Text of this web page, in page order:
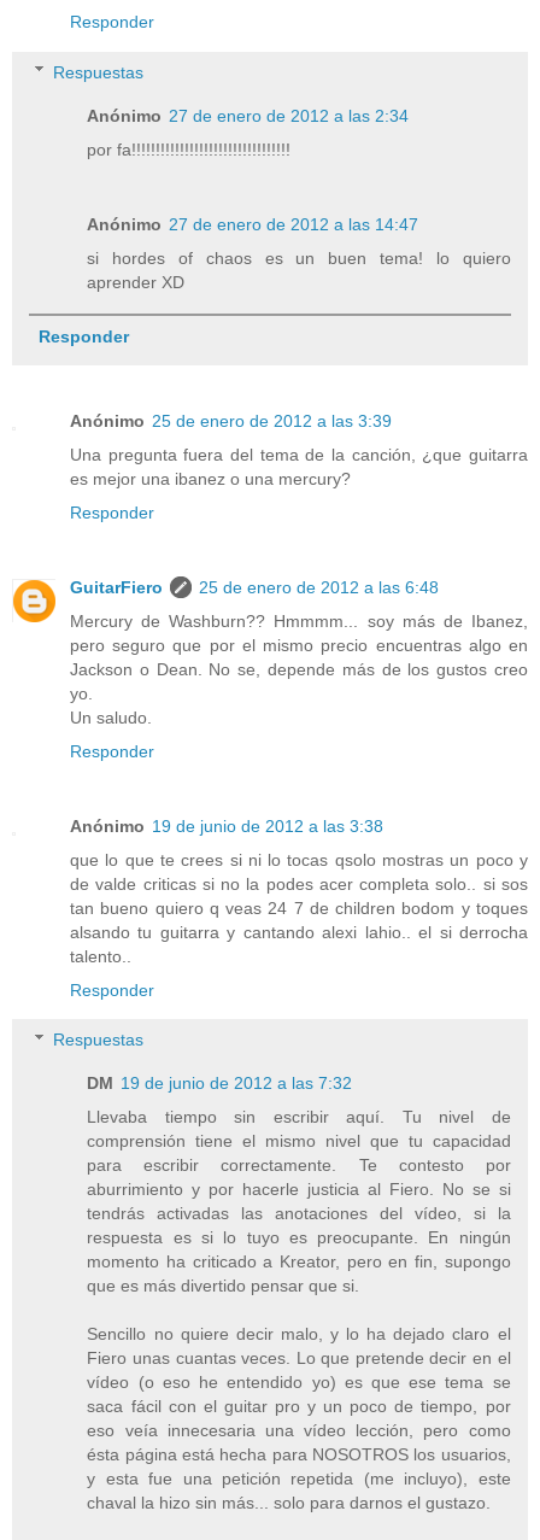
Responder
Respuestas
Anónimo 27 de enero de 2012 a las 2:34
por fa!!!!!!!!!!!!!!!!!!!!!!!!!!!!!!!!!
Anónimo 27 de enero de 2012 a las 14:47
si hordes of chaos es un buen tema! lo quiero
aprender XD
Responder
Anónimo 25 de enero de 2012 a las 3:39
Una pregunta fuera del tema de la canción, ¿que guitarra
es mejor una ibanez o una mercury?
Responder
GuitarFiero
25 de enero de 2012 a las 6:48
Mercury de Washburn?? Hmmmm... soy más de Ibanez,
pero seguro que por el mismo precio encuentras algo en
Jackson o Dean. No se, depende más de los gustos creo
yo.
Un saludo.
Responder
Anónimo 19 de junio de 2012 a las 3:38
que lo que te crees si ni lo tocas qsolo mostras un poco y
de valde criticas si no la podes acer completa solo.. si sos
tan bueno quiero q veas 24 7 de children bodom y toques
alsando tu guitarra y cantando alexi lahio.. el si derrocha
talento..
Responder
Respuestas
DM 19 de junio de 2012 a las 7:32
Llevaba tiempo sin escribir aquí. Tu nivel de
comprensión tiene el mismo nivel que tu capacidad
para escribir correctamente. Te contesto por
aburrimiento y por hacerle justicia al Fiero. No se si
tendrás activadas las anotaciones del vídeo, si la
respuesta es si lo tuyo es preocupante. En ningún
momento ha criticado a Kreator, pero en fin, supongo
que es más divertido pensar que si.
Sencillo no quiere decir malo, y lo ha dejado claro el
Fiero unas cuantas veces. Lo que pretende decir en el
vídeo (o eso he entendido yo) es que ese tema se
saca fácil con el guitar pro y un poco de tiempo, por
eso veía innecesaria una vídeo lección, pero como
ésta página está hecha para NOSOTROS los usuarios,
y esta fue una petición repetida (me incluyo), este
chaval la hizo sin más... solo para darnos el gustazo.